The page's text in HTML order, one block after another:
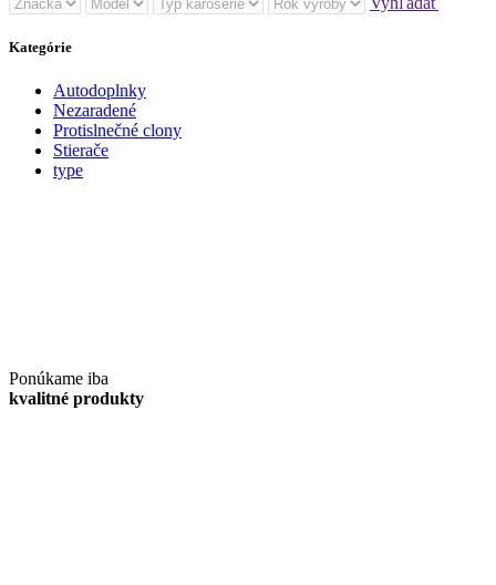
Kategórie
Autodoplnky
Nezaradené
Protislnečné clony
Stierače
type
Ponúkame iba
kvalitné produkty